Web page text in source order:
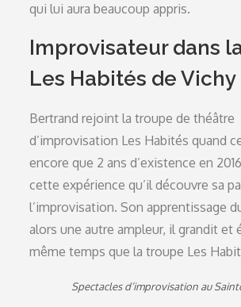
qui lui aura beaucoup appris.
Improvisateur dans
Les Habités de Vichy
Bertrand rejoint la troupe de théâtre
d’improvisation Les Habités quand
encore que 2 ans d’existence en
cette expérience qu’il découvre sa
l’improvisation. Son apprentissage
alors une autre ampleur, il grandit et
même temps que la troupe Les
Spectacles d’improvisation au